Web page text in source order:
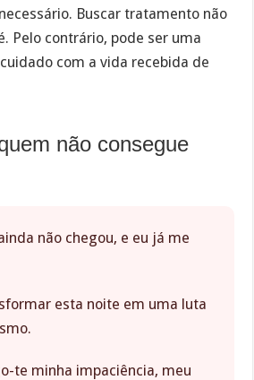
Buscar tratamento não
Pelo contrário, pode ser uma
com a vida recebida de
não consegue
não chegou, e eu já me
esta noite em uma luta
te minha impaciência, meu